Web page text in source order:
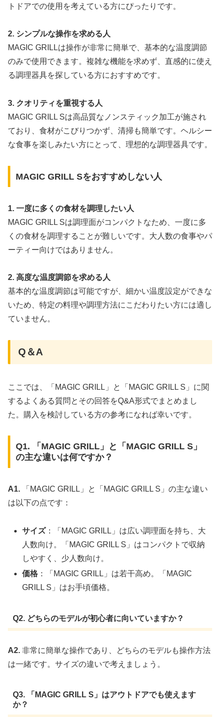
トドアでの使用を考えている方にぴったりです。
2. シンプルな操作を求める人
MAGIC GRILLは操作が非常に簡単で、基本的な温度調節
のみで使用できます。複雑な機能を求めず、直感的に使え
る調理器具を探している方におすすめです。
3. クオリティを重視する人
MAGIC GRILL Sは高品質なノンスティック加工が施され
ており、食材がこびりつかず、清掃も簡単です。ヘルシー
な食事を楽しみたい方にとって、理想的な調理器具です。
MAGIC GRILL Sをおすすめしない人
1. 一度に多くの食材を調理したい人
MAGIC GRILL Sは調理面がコンパクトなため、一度に多
くの食材を調理することが難しいです。大人数の食事やパ
ーティー向けではありません。
2. 高度な温度調節を求める人
基本的な温度調節は可能ですが、細かい温度設定ができな
いため、特定の料理や調理方法にこだわりたい方には適し
ていません。
Q＆A
ここでは、「MAGIC GRILL」と「MAGIC GRILL S」に関
するよくある質問とその回答をQ&A形式でまとめまし
た。購入を検討している方の参考になれば幸いです。
Q1. 「MAGIC GRILL」と「MAGIC GRILL S」
の主な違いは何ですか？
A1. 「MAGIC GRILL」と「MAGIC GRILL S」の主な違い
は以下の点です：
サイズ：「MAGIC GRILL」は広い調理面を持ち、大
人数向け。「MAGIC GRILL S」はコンパクトで収納
しやすく、少人数向け。
価格 ：「MAGIC GRILL」は若干高め。「MAGIC
GRILL S」はお手頃価格。
Q2. どちらのモデルが初心者に向いていますか？
A2. 非常に簡単な操作であり、どちらのモデルも操作方法
は一緒です。サイズの違いで考えましょう。
Q3. 「MAGIC GRILL S」はアウトドアでも使えます
か？